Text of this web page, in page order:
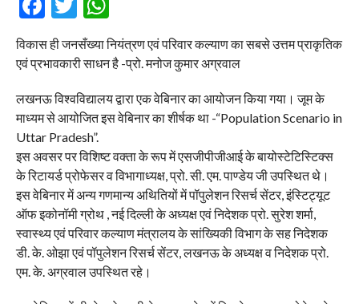
विकास ही जनसँख्या नियंत्रण एवं परिवार कल्याण का सबसे उत्तम प्राकृतिक
एवं प्रभावकारी साधन है -प्रो. मनोज कुमार अग्रवाल
लखनऊ विश्वविद्यालय द्वारा एक वेबिनार का आयोजन किया गया। जूम के
माध्यम से आयोजित इस वेबिनार का शीर्षक था -“Population Scenario in
Uttar Pradesh”.
इस अवसर पर विशिष्ट वक्ता के रूप में एसजीपीजीआई के बायोस्टेटिस्टिक्स
के रिटायर्ड प्रोफेसर व विभागाध्यक्ष, प्रो. सी. एम. पाण्डेय जी उपस्थित थे।
इस वेबिनार में अन्य गणमान्य अथितियों में पॉपुलेशन रिसर्च सेंटर, इंस्टिट्यूट
ऑफ इकोनॉमी ग्रोथ , नई दिल्ली के अध्यक्ष एवं निदेशक प्रो. सुरेश शर्मा,
स्वास्थ्य एवं परिवार कल्याण मंत्रालय के सांख्यिकी विभाग के सह निदेशक
डी. के. ओझा एवं पॉपुलेशन रिसर्च सेंटर, लखनऊ के अध्यक्ष व निदेशक प्रो.
एम. के. अग्रवाल उपस्थित रहे।